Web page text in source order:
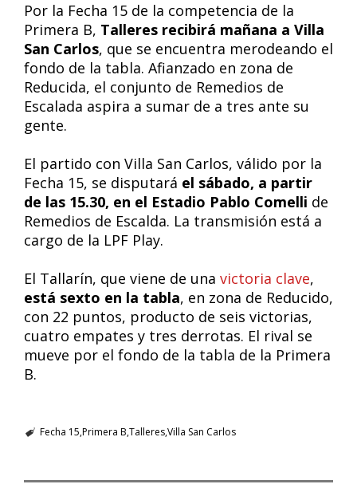
Por la Fecha 15 de la competencia de la
Primera B, Talleres recibirá mañana a Villa
San Carlos, que se encuentra merodeando el
fondo de la tabla. Afianzado en zona de
Reducida, el conjunto de Remedios de
Escalada aspira a sumar de a tres ante su
gente.
El partido con Villa San Carlos, válido por la
Fecha 15, se disputará el sábado, a partir
de las 15.30, en el Estadio Pablo Comelli de
Remedios de Escalda. La transmisión está a
cargo de la LPF Play.
El Tallarín, que viene de una victoria clave,
está sexto en la tabla, en zona de Reducido,
con 22 puntos, producto de seis victorias,
cuatro empates y tres derrotas. El rival se
mueve por el fondo de la tabla de la Primera
B.
Fecha 15 Primera B TalleresVilla San Carlos